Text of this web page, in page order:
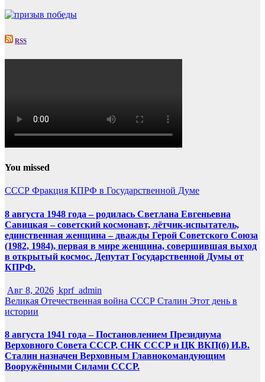
RSS
You missed
СССР Фракция КПРФ в Государственной Думе
8 августа 1948 года – родилась Светлана Евгеньевна
Савицкая – советский космонавт, лётчик-испытатель,
единственная женщина – дважды Герой Советского Союза
(1982, 1984), первая в мире женщина, совершившая выход
в открытый космос. Депутат Государственной Думы от
КПРФ.
Авг 8, 2026 kprf_admin
Великая Отечественная война СССР Сталин Этот день в
истории
8 августа 1941 года – Постановлением Президиума
Верховного Совета СССР, СНК СССР и ЦК ВКП(б) И.В.
Сталин назначен Верховным Главнокомандующим
Вооружёнными Силами СССР.